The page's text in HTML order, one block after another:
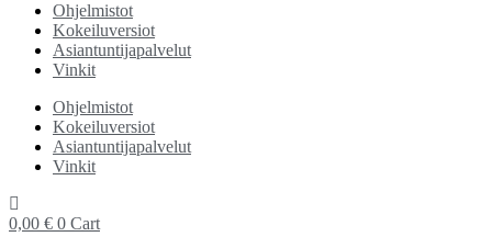
Ohjelmistot
Kokeiluversiot
Asiantuntijapalvelut
Vinkit
Ohjelmistot
Kokeiluversiot
Asiantuntijapalvelut
Vinkit
0,00 € 0 Cart